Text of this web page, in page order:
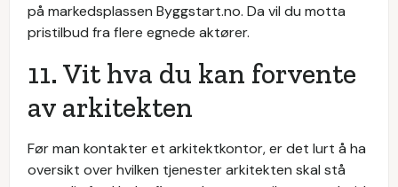
på markedsplassen Byggstart.no. Da vil du motta
pristilbud fra flere egnede aktører.
11. Vit hva du kan forvente
av arkitekten
Før man kontakter et arkitektkontor, er det lurt å ha
oversikt over hvilken tjenester arkitekten skal stå